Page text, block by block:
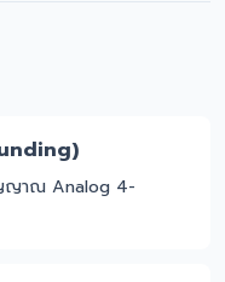
ญาณ Analog 4-